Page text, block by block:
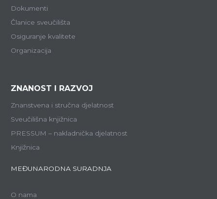
Dokumenti
Članice sveučilišta
Osiguranje kvalitete
Organizacija
ZNANOST I RAZVOJ
Znanstvena i stručna djelatnost
Sveučilišna knjižnica
PRESSUM – nakladnička djelatnost
Knjižnica
MEĐUNARODNA SURADNJA
O nama